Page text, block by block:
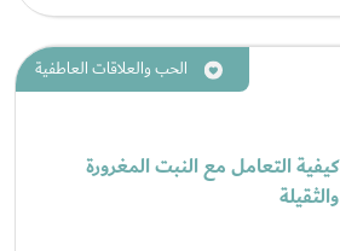
الحب والعلاقات العاطفية
كيفية التعامل مع النبت المغرورة
والثقيلة